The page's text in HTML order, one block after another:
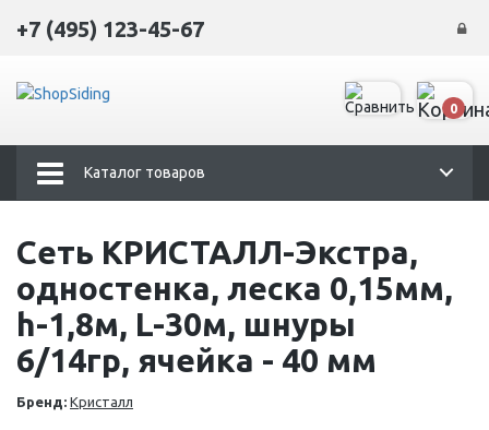
+7 (495) 123-45-67
0
Каталог товаров
Сеть КРИСТАЛЛ-Экстра,
одностенка, леска 0,15мм,
h-1,8м, L-30м, шнуры
6/14гр, ячейка - 40 мм
Бренд: Кристалл